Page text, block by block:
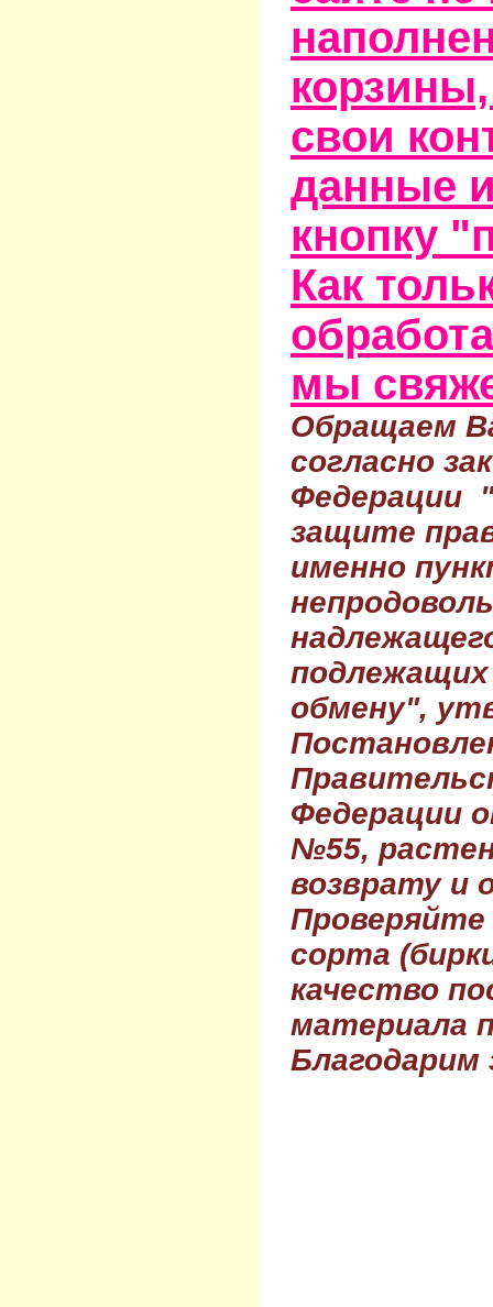
свои
данные
кнопку
Как
мы
Обращаем
согласно
Федерации
защите
именно
обмену",
Федерации
№55,
возврату и
Проверяйте
сорта
качество
материала
Благодарим